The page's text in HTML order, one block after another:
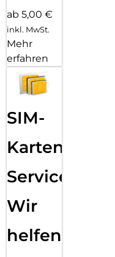
ab 5,00 €
inkl. MwSt.
Mehr
erfahren
SIM-
Karten
Service:
Wir
helfen